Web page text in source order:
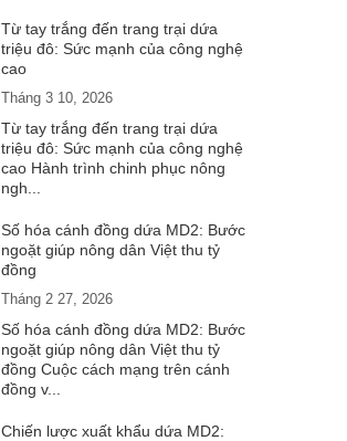
Từ tay trắng đến trang trại dứa
triệu đô: Sức mạnh của công nghệ
cao
Tháng 3 10, 2026
Từ tay trắng đến trang trại dứa
triệu đô: Sức mạnh của công nghệ
cao Hành trình chinh phục nông
ngh...
Số hóa cánh đồng dứa MD2: Bước
ngoặt giúp nông dân Việt thu tỷ
đồng
Tháng 2 27, 2026
Số hóa cánh đồng dứa MD2: Bước
ngoặt giúp nông dân Việt thu tỷ
đồng Cuộc cách mạng trên cánh
đồng v...
Chiến lược xuất khẩu dứa MD2: